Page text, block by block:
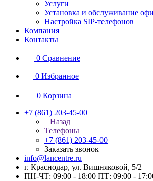
Услуги
Установка и обслуживание
Настройка SIP-телефонов
Компания
Контакты
0 Сравнение
0 Избранное
0 Корзина
+7 (861) 203-45-00
Назад
Телефоны
+7 (861) 203-45-00
Заказать звонок
info@lancentre.ru
г. Краснодар, ул. Вишняковой, 5/2
ПН-ЧТ: 09:00 - 18:00 ПТ: 09:00 -